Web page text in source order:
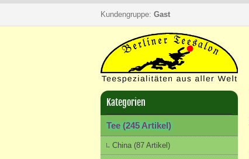
Kundengruppe: Gast
Kategorien
Tee (245 Artikel)
China (87 Artikel)